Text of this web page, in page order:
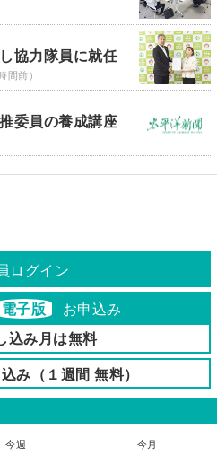
協力隊員に就任
間前）
委員の養成講座
ログイン
電子版
お申込み
込み月は無料
み（１週間 無料）
今週 今月